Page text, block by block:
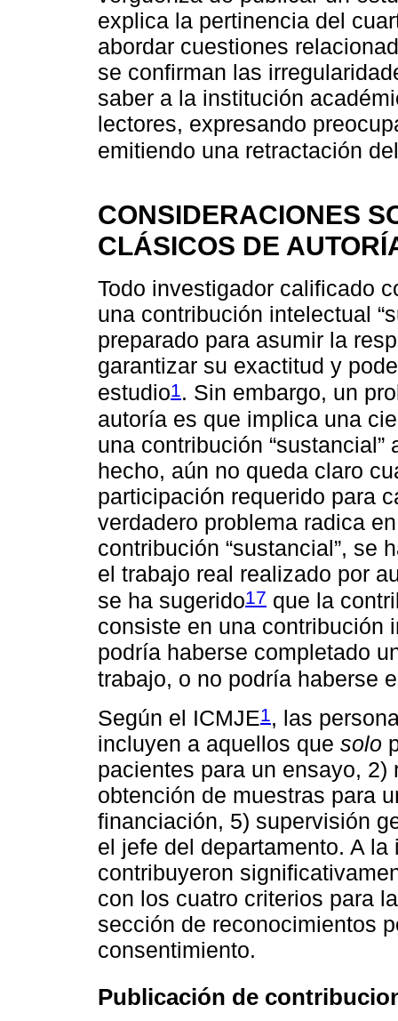
explica la pertinencia del
abordar cuestiones
se confirman las
saber a la institución
lectores, expresando
emitiendo una retractación
CONSIDERACIONES
CLÁSICOS DE
Todo investigador calificado
una contribución intelectual
preparado para asumir la
garantizar su exactitud y
estudio1 . Sin embargo, un
autoría es que implica una
una contribución
hecho, aún no queda claro
participación requerido para
verdadero problema radica
contribución “sustancial”, se
el trabajo real realizado por
se ha sugerido17 que la
consiste en una contribución
podría haberse completado
trabajo, o no podría haberse
Según el ICMJE1, las
incluyen a aquellos que solo
pacientes para un ensayo,
obtención de muestras para
financiación, 5) supervisión
el jefe del departamento. A
contribuyeron
con los cuatro criterios para
sección de reconocimientos
consentimiento.
Publicación de